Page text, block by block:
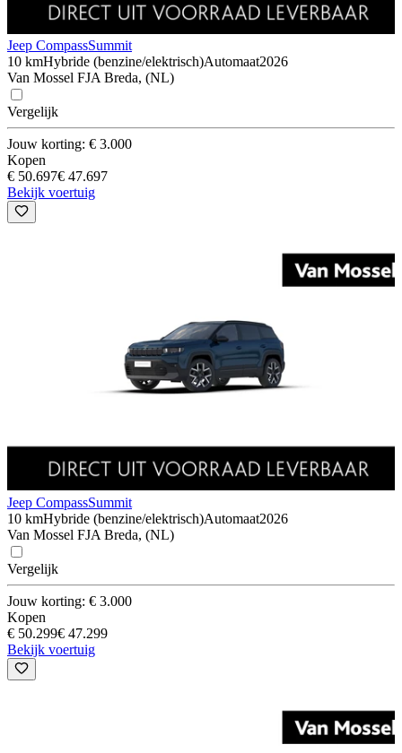
Jeep CompassSummit
10 kmHybride (benzine/elektrisch)Automaat2026
Van Mossel FJA Breda, (NL)
Vergelijk
Jouw korting: € 3.000
Kopen
€ 50.697€ 47.697
Bekijk voertuig
Jeep CompassSummit
10 kmHybride (benzine/elektrisch)Automaat2026
Van Mossel FJA Breda, (NL)
Vergelijk
Jouw korting: € 3.000
Kopen
€ 50.299€ 47.299
Bekijk voertuig